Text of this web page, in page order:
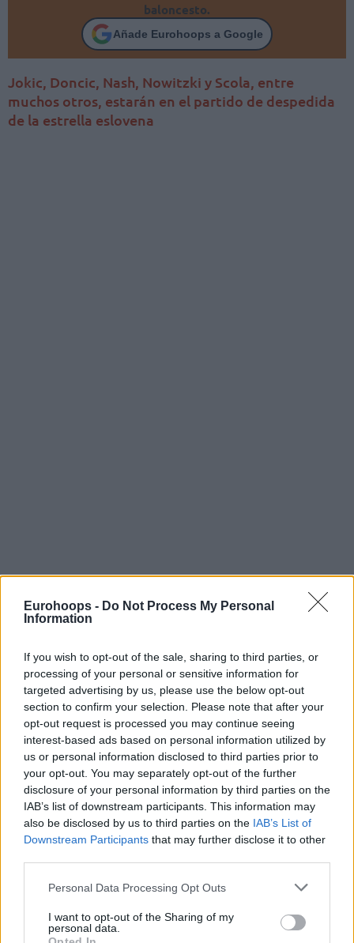
Eurohoops - Do Not Process My Personal
Information
If you wish to opt-out of the sale, sharing to third parties, or
processing of your personal or sensitive information for
targeted advertising by us, please use the below opt-out
section to confirm your selection. Please note that after your
opt-out request is processed you may continue seeing
interest-based ads based on personal information utilized by
us or personal information disclosed to third parties prior to
your opt-out. You may separately opt-out of the further
disclosure of your personal information by third parties on the
IAB’s list of downstream participants. This information may
also be disclosed by us to third parties on the IAB’s List of
Downstream Participants that may further disclose it to other
Please note that this website/app uses one or more Google
not limited to your visit or usage behaviour. You may click to
grant or deny consent to Google and its third-party tags to
Personal Data Processing Opt Outs
I want to opt-out of the Sharing of my
personal data.
baloncesto.
Añade Eurohoops a Google
Jokic, Doncic, Nash, Nowitzki y Scola, entre
muchos otros, estarán en el partido de despedida
de la estrella eslovena
Por Eurohoops team /info@eurohoops.net
Goran Dragić ha decidido poner fin a su carrera profesional
en el baloncesto tras 15 temporadas en la NBA. Se
despedirá con un espectacular evento en su ciudad natal de
Liubliana, Eslovenia, el 24 de agosto en el estadio Dvorana
Stožice.
Dragić ha organizado un partido de despedida para marcar
encuentran su compatriota Luka Dončić, los jugadores
serbios Nikola Jokić, Bogdan Bogdanović, Boban Marjanović
y Marko Gudurić, y el pívot montenegrino Nikola Vučević.